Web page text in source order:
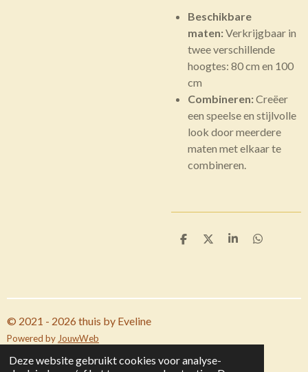
Deze website gebruikt cookies voor analyse-
Beschikbare
maten:Verkrijgbaar in
twee verschillende
hoogtes: 80 cm en 100
cm
Combineren:Creëer
een speelse en stijlvolle
look door meerdere
maten met elkaar te
combineren.
D
D
S
D
© 2021 - 2026 thuis by Eveline
Powered by JouwWeb